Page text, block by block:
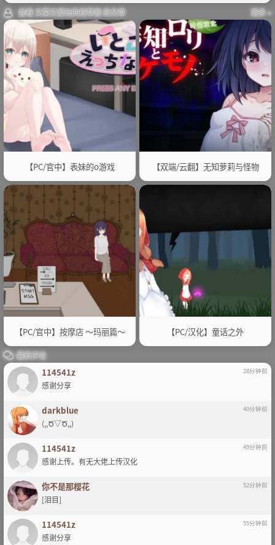
查看 又菜又爱玩的挖草酱 的文章
更多 »
【PC/官中】表妹的o游戏 【双端/云翻】无知萝莉与怪物
【PC/官中】按摩店 ～玛丽篇～ 【PC/汉化】童话之外
最新评论
114541z 28分钟前
感谢分享
darkblue 40分钟前
(,,Ծ▽Ծ,,)
114541z 49分钟前
感谢上传。有无大佬上传汉化
你不是那樱花 52分钟前
[泪目]
114541z 55分钟前
感谢分享